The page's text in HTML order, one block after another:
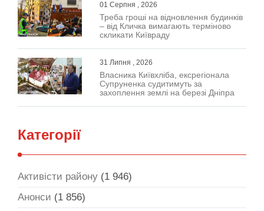
01 Серпня , 2026
Треба гроші на відновлення будинків
– від Кличка вимагають терміново
скликати Київраду
31 Липня , 2026
Власника Київхліба, ексрегіонала
Супруненка судитимуть за
захоплення землі на березі Дніпра
Категорії
Активісти району (1 946)
Анонси (1 856)